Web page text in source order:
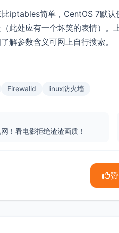
iptables简单，CentOS 7默
此处应有一个坏笑的表情）
解参数含义可网上自行搜索。
Firewalld linux防火墙
！看电影拒绝渣渣画质！
赞